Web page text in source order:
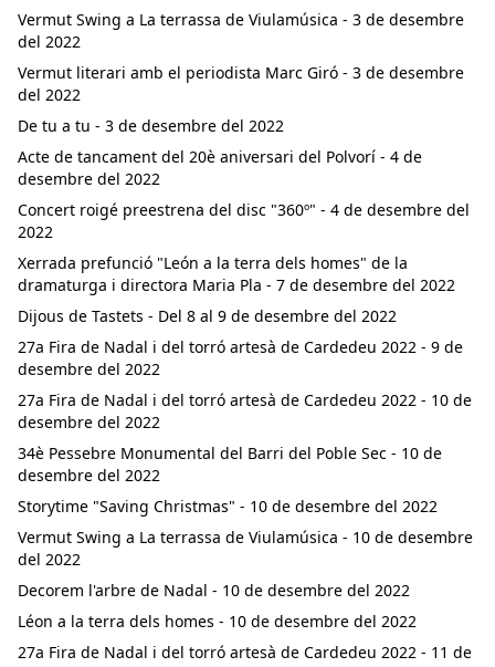
Vermut Swing a La terrassa de Viulamúsica - 3 de desembre
del 2022
Vermut literari amb el periodista Marc Giró - 3 de desembre
del 2022
De tu a tu - 3 de desembre del 2022
Acte de tancament del 20è aniversari del Polvorí - 4 de
desembre del 2022
Concert roigé preestrena del disc "360º" - 4 de desembre del
2022
Xerrada prefunció "León a la terra dels homes" de la
dramaturga i directora Maria Pla - 7 de desembre del 2022
Dijous de Tastets - Del 8 al 9 de desembre del 2022
27a Fira de Nadal i del torró artesà de Cardedeu 2022 - 9 de
desembre del 2022
27a Fira de Nadal i del torró artesà de Cardedeu 2022 - 10 de
desembre del 2022
34è Pessebre Monumental del Barri del Poble Sec - 10 de
desembre del 2022
Storytime "Saving Christmas" - 10 de desembre del 2022
Vermut Swing a La terrassa de Viulamúsica - 10 de desembre
del 2022
Decorem l'arbre de Nadal - 10 de desembre del 2022
Léon a la terra dels homes - 10 de desembre del 2022
27a Fira de Nadal i del torró artesà de Cardedeu 2022 - 11 de